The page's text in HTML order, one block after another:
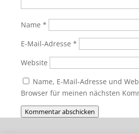
Name *
E-Mail-Adresse *
Website
Name, E-Mail-Adresse und
Browser für meinen nächsten
Kommentar abschicken